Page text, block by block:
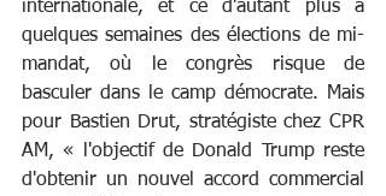
internationale, et ce d'autant plus à
quelques semaines des élections de mi-
mandat, où le congrès risque de
basculer dans le camp démocrate. Mais
pour Bastien Drut, stratégiste chez CPR
AM, « l'objectif de Donald Trump reste
d'obtenir un nouvel accord commercial